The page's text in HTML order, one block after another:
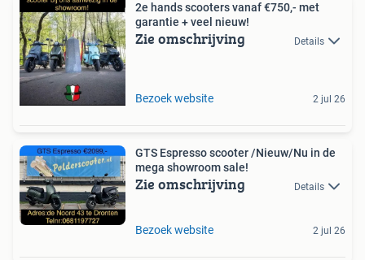
2e hands scooters vanaf €750,- met
garantie + veel nieuw!
Zie omschrijving Details
Bezoek website 2 jul 26
GTS Espresso scooter /Nieuw/Nu in de
mega showroom sale!
Zie omschrijving Details
Bezoek website 2 jul 26